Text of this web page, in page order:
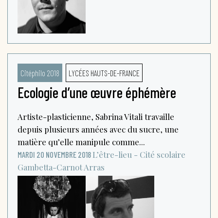
Citéphilo 2018 LYCÉES HAUTS-DE-FRANCE
Ecologie d’une œuvre éphémère
Artiste-plasticienne, Sabrina Vitali travaille
depuis plusieurs années avec du sucre, une
matière qu’elle manipule comme...
MARDI 20 NOVEMBRE 2018 L’être-lieu - Cité scolaire
Gambetta-CarnotArras